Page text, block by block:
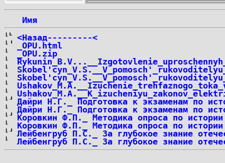
Имя
<Назад---------<
_OPU.html
_OPU.zip
Дайри Н.Г._ Подготовка к экзаменам по
Дайри Н.Г._ Подготовка к экзаменам по
Коровкин Ф.П._ Методика опроса по
Коровкин Ф.П._ Методика опроса по
Лейбенгруб П.С._ За глубокое знание
Лейбенгруб П.С._ За глубокое знание